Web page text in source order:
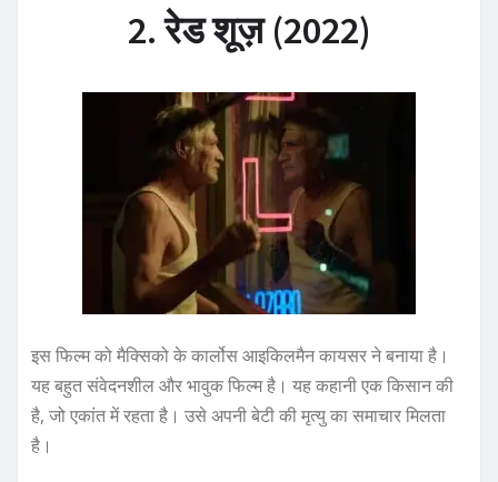
2. रेड शूज़ (2022)
इस फिल्म को मैक्सिको के कार्लोस आइकिलमैन कायसर ने बनाया है।
यह बहुत संवेदनशील और भावुक फिल्म है। यह कहानी एक किसान की
है, जो एकांत में रहता है। उसे अपनी बेटी की मृत्यु का समाचार मिलता
है।